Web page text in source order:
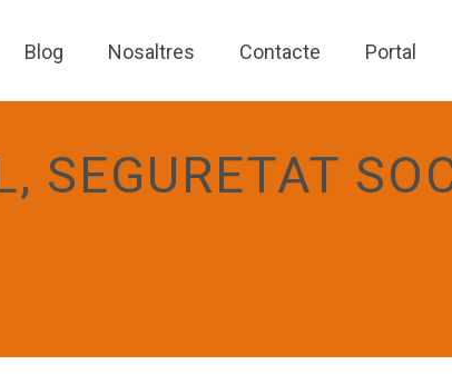
Blog Nosaltres Contacte Portal
SEGURETAT